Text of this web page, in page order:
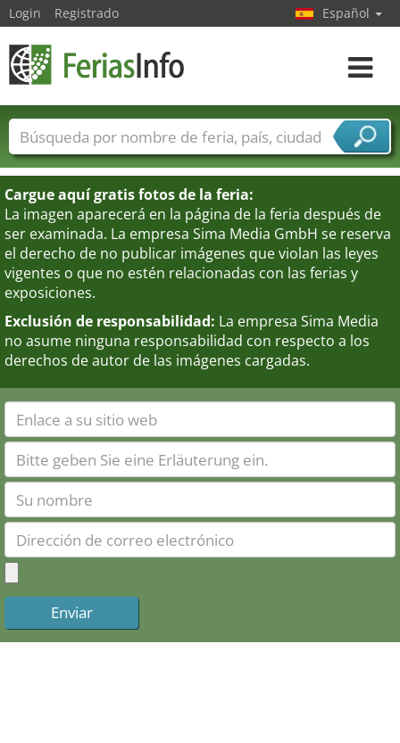
Cargue aquí gratis fotos de la feria:
La imagen aparecerá en la página de la feria después de
ser examinada. La empresa Sima Media GmbH se reserva
el derecho de no publicar imágenes que violan las leyes
vigentes o que no estén relacionadas con las ferias y
exposiciones.
Exclusión de responsabilidad: La empresa Sima Media
no asume ninguna responsabilidad con respecto a los
derechos de autor de las imágenes cargadas.
Login Registrado Español
toggle
Nombres de ferias Países
Ciudades
Sectores de ferias
Sectores de proveedor de servicios